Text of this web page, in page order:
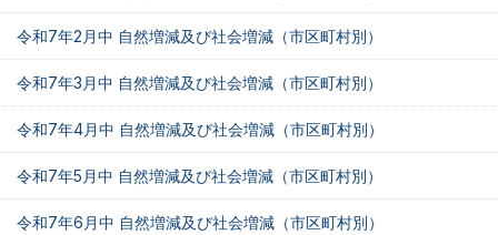
令和7年2月中 自然増減及び社会増減（市区町村別）
令和7年3月中 自然増減及び社会増減（市区町村別）
令和7年4月中 自然増減及び社会増減（市区町村別）
令和7年5月中 自然増減及び社会増減（市区町村別）
令和7年6月中 自然増減及び社会増減（市区町村別）